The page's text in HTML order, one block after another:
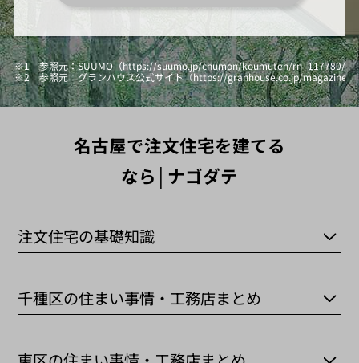
※1 参照元：SUUMO（https://suumo.jp/chumon/koumuten/rn_117780/）
※2 参照元：グランハウス公式サイト（https://granhouse.co.jp/magazine/
名古屋で注文住宅を建てる
なら│ナゴダテ
注文住宅の基礎知識
千種区の住まい事情・工務店まとめ